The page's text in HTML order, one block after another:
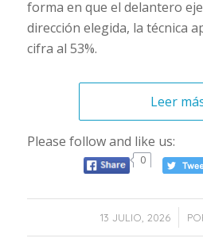
forma en que el delantero
dirección elegida, la técnica
cifra al 53%.
Leer
Please follow and like us:
0
13 JULIO, 2026
/